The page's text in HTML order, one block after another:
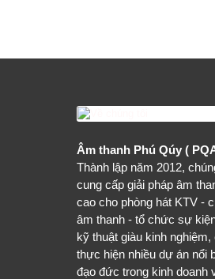
Âm thanh Phú Qúy (
Thành lập năm 2012,
cung cấp giải pháp âm
cao cho phòng hát KTV -
âm thanh - tổ chức sự
kỹ thuật giàu kinh nghiệm,
thực hiện nhiều dự án nổi
đạo đức trong kinh doanh